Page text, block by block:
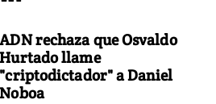
ADN rechaza que Osvaldo
Hurtado llame
"criptodictador" a Daniel
Noboa